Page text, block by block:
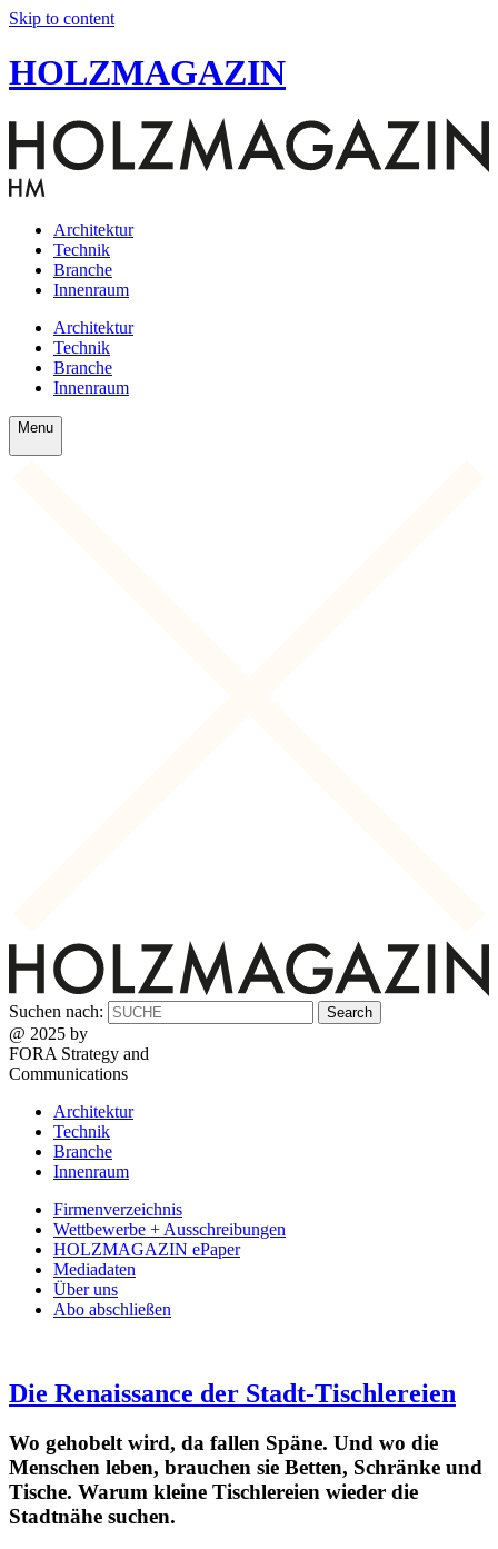
Skip to content
HOLZMAGAZIN
Architektur
Technik
Branche
Innenraum
Architektur
Technik
Branche
Innenraum
Menu
Suchen nach:
@ 2025 by
FORA Strategy and
Communications
Architektur
Technik
Branche
Innenraum
Firmenverzeichnis
Wettbewerbe + Ausschreibungen
HOLZMAGAZIN ePaper
Mediadaten
Über uns
Abo abschließen
Die Renaissance der Stadt-Tischlereien
Wo gehobelt wird, da fallen Späne. Und wo die
Menschen leben, brauchen sie Betten, Schränke und
Tische. Warum kleine Tischlereien wieder die
Stadtnähe suchen.